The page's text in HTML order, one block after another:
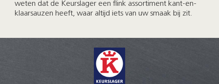
weten dat de Keurslager een flink assortiment kant-en-
klaarsauzen heeft, waar altijd iets van uw smaak bij zit.